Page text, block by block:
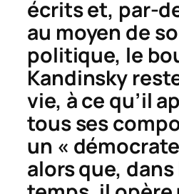
écrits et, par-
au moyen de
politique, le
Kandinsky
vie, à ce qu’il
tous ses
un «
alors que,